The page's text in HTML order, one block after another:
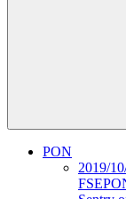
PON
2019/